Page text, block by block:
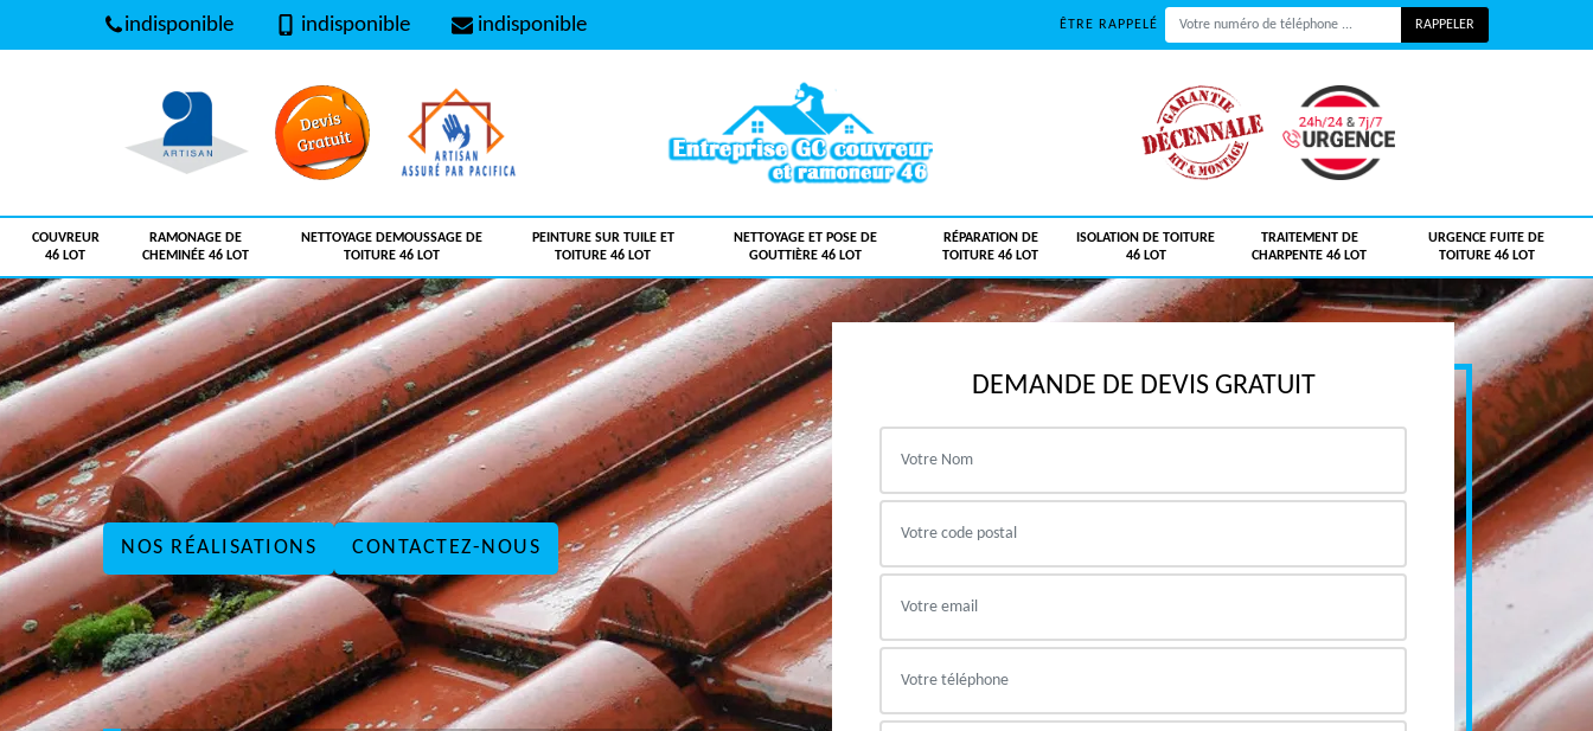
indisponible indisponible indisponible ÊTRE RAPPELÉ
COUVREUR
46 LOT
RAMONAGE DE
CHEMINÉE 46 LOT
NETTOYAGE DEMOUSSAGE DE
TOITURE 46 LOT
PEINTURE SUR TUILE ET
TOITURE 46 LOT
NETTOYAGE ET POSE DE
GOUTTIÈRE 46 LOT
RÉPARATION DE
TOITURE 46 LOT
ISOLATION DE TOITURE
46 LOT
TRAITEMENT DE
CHARPENTE 46 LOT
URGENCE FUITE DE
TOITURE 46 LOT
NOS RÉALISATIONS CONTACTEZ-NOUS
DEMANDE DE DEVIS GRATUIT